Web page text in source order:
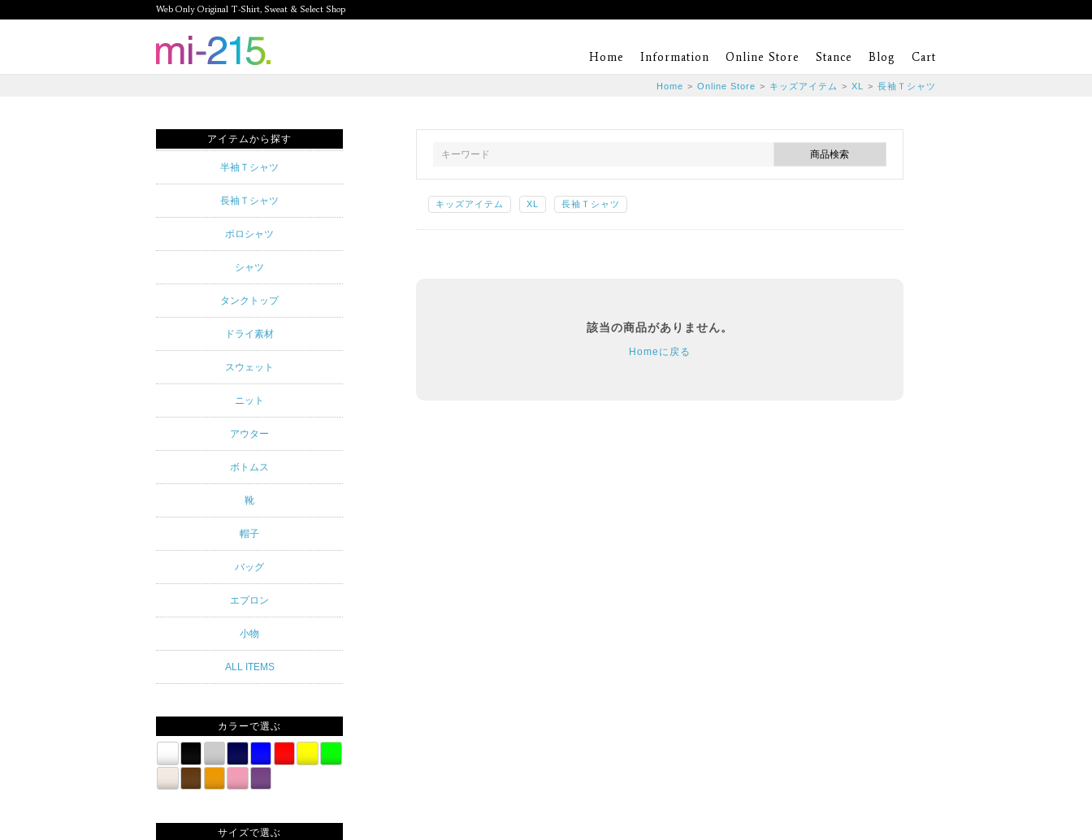
Web Only Original T-Shirt, Sweat & Select Shop
mi-215.
Original T-
Sweat &
Shop mi-
215. Tシャ
ツを中心と
したカジュ
アルスタイ
ルブランド
専門通販
Home Information Online Store Stance Blog Cart
Home > Online Store > キッズアイテム > XL > 長袖Ｔシャツ
キッズアイテム XL 長袖Ｔシャツ
該当の商品がありません。
Homeに戻る
アイテムから探す
半袖Ｔシャツ
長袖Ｔシャツ
ポロシャツ
シャツ
タンクトップ
ドライ素材
スウェット
ニット
アウター
ボトムス
靴
帽子
バッグ
エプロン
小物
ALL ITEMS
カラーで選ぶ
サイズで選ぶ